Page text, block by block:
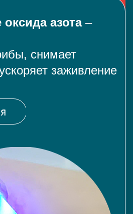
азота–
снимает
заживление